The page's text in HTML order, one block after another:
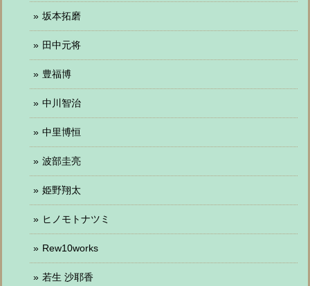
坂本拓磨
田中元将
豊福博
中川智治
中里博恒
波部圭亮
姫野翔太
ヒノモトナツミ
Rew10works
若生 沙耶香